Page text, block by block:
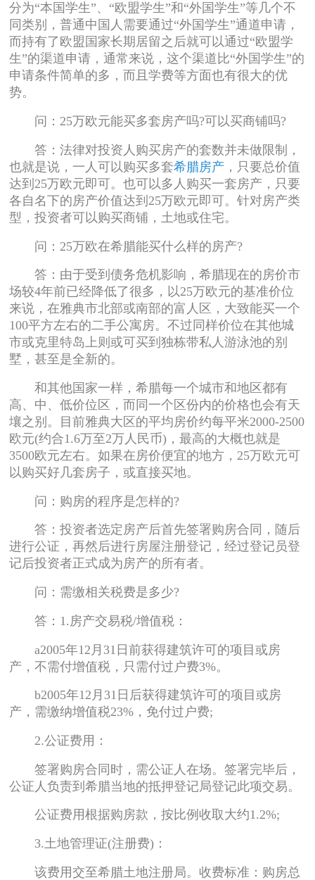
分为“本国学生”、“欧盟学生”和“外国学生”等几个不
同类别，普通中国人需要通过“外国学生”通道申请，
而持有了欧盟国家长期居留之后就可以通过“欧盟学
生”的渠道申请，通常来说，这个渠道比“外国学生”的
申请条件简单的多，而且学费等方面也有很大的优
势。
问：25万欧元能买多套房产吗?可以买商铺吗?
答：法律对投资人购买房产的套数并未做限制，
也就是说，一人可以购买多套希腊房产 ，只要总价值
达到25万欧元即可。也可以多人购买一套房产，只要
各自名下的房产价值达到25万欧元即可。针对房产类
型，投资者可以购买商铺，土地或住宅。
问：25万欧在希腊能买什么样的房产?
答：由于受到债务危机影响，希腊现在的房价市
场较4年前已经降低了很多，以25万欧元的基准价位
来说，在雅典市北部或南部的富人区，大致能买一个
100平方左右的二手公寓房。不过同样价位在其他城
市或克里特岛上则或可买到独栋带私人游泳池的别
墅，甚至是全新的。
和其他国家一样，希腊每一个城市和地区都有
高、中、低价位区，而同一个区份内的价格也会有天
壤之别。目前雅典大区的平均房价约每平米2000-2500
欧元(约合1.6万至2万人民币)，最高的大概也就是
3500欧元左右。如果在房价便宜的地方，25万欧元可
以购买好几套房子，或直接买地。
问：购房的程序是怎样的?
答：投资者选定房产后首先签署购房合同，随后
进行公证，再然后进行房屋注册登记，经过登记员登
记后投资者正式成为房产的所有者。
问：需缴相关税费是多少?
答：1.房产交易税/增值税：
a2005年12月31日前获得建筑许可的项目或房
产，不需付增值税，只需付过户费3%。
b2005年12月31日后获得建筑许可的项目或房
产，需缴纳增值税23%，免付过户费;
2.公证费用：
签署购房合同时，需公证人在场。签署完毕后，
公证人负责到希腊当地的抵押登记局登记此项交易。
公证费用根据购房款，按比例收取大约1.2%;
3.土地管理证(注册费)：
该费用交至希腊土地注册局。收费标准：购房总